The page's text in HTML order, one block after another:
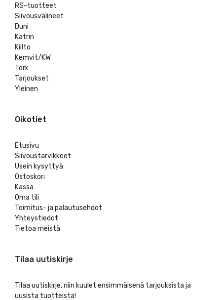
RS-tuotteet
Siivousvälineet
Duni
Katrin
Kiilto
Kemvit/KW
Tork
Tarjoukset
Yleinen
Oikotiet
Etusivu
Siivoustarvikkeet
Usein kysyttyä
Ostoskori
Kassa
Oma tili
Toimitus- ja palautusehdot
Yhteystiedot
Tietoa meistä
Tilaa uutiskirje
Tilaa uutiskirje, niin kuulet ensimmäisenä tarjouksista ja
uusista tuotteista!